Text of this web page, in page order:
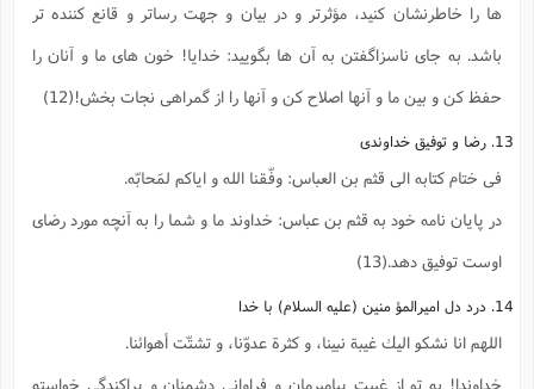
ها را خاطرنشان كنيد، مؤثرتر و در بيان و جهت رساتر و قانع كننده تر
باشد. به جاى ناسزاگفتن به آن ها بگوييد: خدايا! خون هاى ما و آنان را
حفظ كن و بین ما و آنها اصلاح کن و آنها را از گمراهی نجات بخش!(12)
13. رضا و توفيق خداوندى
فى ختام كتابه الى قثم بن العباس: وفّقنا الله و اياكم لمَحابّه.
در پايان نامه خود به قثم بن عباس: خداوند ما و شما را به آنچه مورد رضاى
اوست توفيق دهد.(13)
14. درد دل اميرالمؤ منين (علیه السلام) با خدا
اللهم انا نشكو اليك غيبة نبينا، و كثرة عدوّنا، و تشتّت أهوائنا.
خداوندا! به تو از غيبت پيامبرمان و فراوانى دشمنان و پراكندگى خواسته